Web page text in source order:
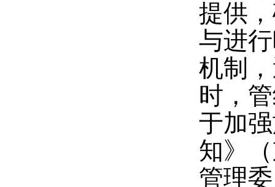
提供
与进
机制
时，
于加
知》
管理